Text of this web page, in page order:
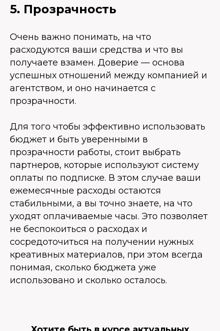
5. Прозрачность
Очень важно понимать, на что
расходуются ваши средства и что вы
получаете взамен. Доверие — основа
успешных отношений между компанией и
агентством, и оно начинается с
прозрачности.
Для того чтобы эффективно использовать
бюджет и быть уверенными в
прозрачности работы, стоит выбрать
партнеров, которые используют систему
оплаты по подписке. В этом случае ваши
ежемесячные расходы остаются
стабильными, а вы точно знаете, на что
уходят оплачиваемые часы. Это позволяет
не беспокоиться о расходах и
сосредоточиться на получении нужных
креативных материалов, при этом всегда
понимая, сколько бюджета уже
использовано и сколько осталось.